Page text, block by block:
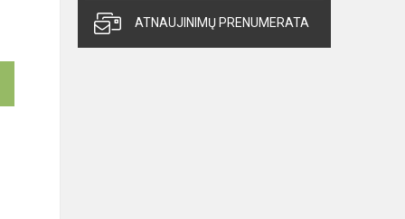
ATNAUJINIMŲ PRENUMERATA